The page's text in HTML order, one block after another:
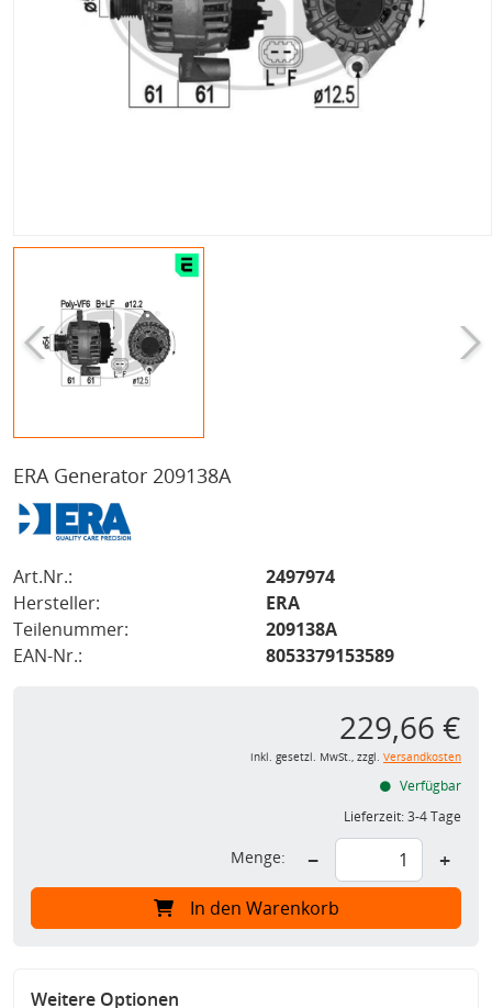
ERA Generator 209138A
Art.Nr.:
2497974
Hersteller:
ERA
Teilenummer:
209138A
EAN-Nr.:
8053379153589
229,66 €
inkl. gesetzl. MwSt., zzgl. Versandkosten
Verfügbar
Lieferzeit:3-4 Tage
Menge: − +
In den Warenkorb
Weitere Optionen